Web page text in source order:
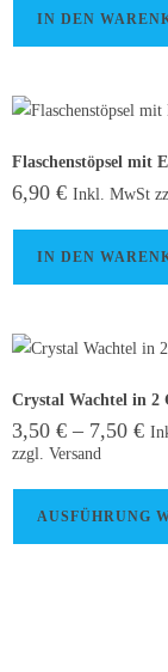
IN DEN
Flaschenstöpsel mit
6,90 € Inkl. MwSt
IN DEN
Crystal Wachtel in 2
3,50 € – 7,50 €
zzgl. Versand
AUSFÜHRUNG